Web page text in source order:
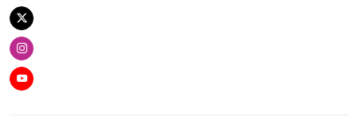
Twitter
Instagram
Youtube